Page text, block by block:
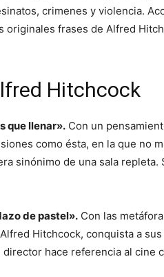
crimenes y violencia.
originales frases de Alfred
Hitchcock
que llenar». Con un
como ésta, en la que no
sinónimo de una sala repleta.
de pastel». Con las
Hitchcock, conquista a
hace referencia al cine